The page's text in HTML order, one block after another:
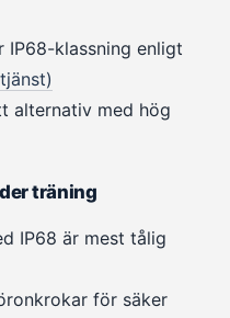
IP68-klassning enligt
alternativ med hög
träning
IP68 är mest tålig
för säker